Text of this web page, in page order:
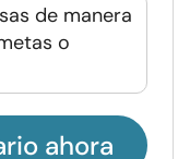
de manera
o
ahora